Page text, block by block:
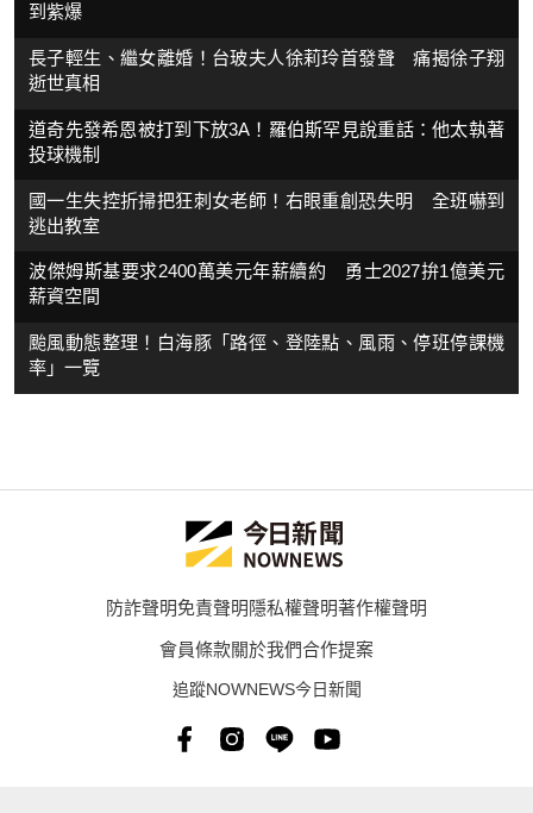
到紫爆
長子輕生、繼女離婚！台玻夫人徐莉玲首發聲 痛揭徐子翔
逝世真相
道奇先發希恩被打到下放3A！羅伯斯罕見說重話：他太執著
投球機制
國一生失控折掃把狂刺女老師！右眼重創恐失明 全班嚇到
逃出教室
波傑姆斯基要求2400萬美元年薪續約 勇士2027拚1億美元
薪資空間
颱風動態整理！白海豚「路徑、登陸點、風雨、停班停課機
率」一覽
防詐聲明免責聲明隱私權聲明著作權聲明
會員條款關於我們合作提案
追蹤NOWNEWS今日新聞